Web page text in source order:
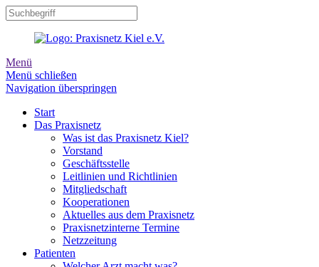
Menü
Menü schließen
Navigation überspringen
Start
Das Praxisnetz
Was ist das Praxisnetz Kiel?
Vorstand
Geschäftsstelle
Leitlinien und Richtlinien
Mitgliedschaft
Kooperationen
Aktuelles aus dem Praxisnetz
Praxisnetzinterne Termine
Netzzeitung
Patienten